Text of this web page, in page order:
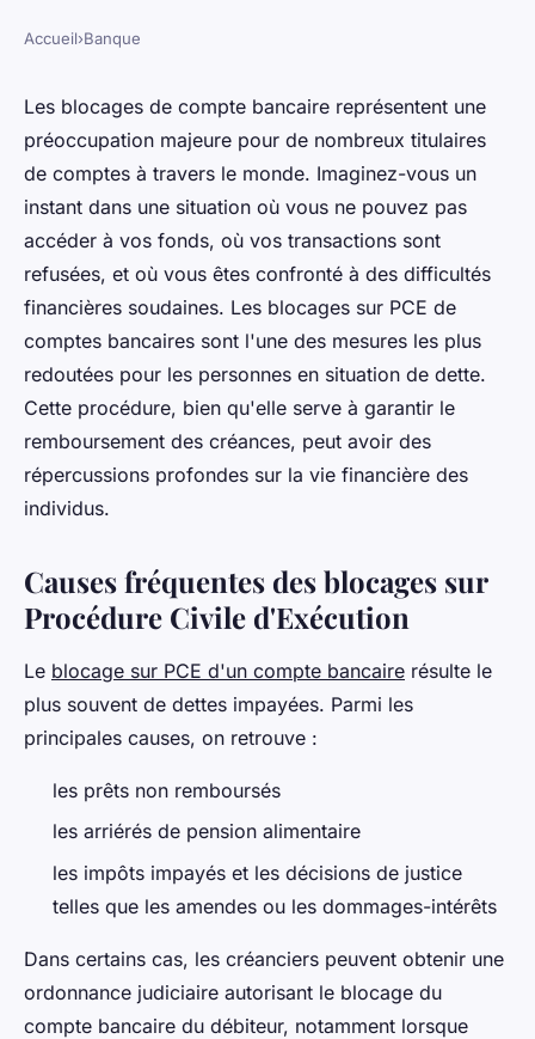
Les blocages sur PCE de
comptes bancaires :
comprendre, réagir et
prévenir
admin•3 avril 2024•3 min de lecture
Accueil›Banque
Les blocages de compte bancaire représentent une
préoccupation majeure pour de nombreux titulaires
de comptes à travers le monde. Imaginez-vous un
instant dans une situation où vous ne pouvez pas
accéder à vos fonds, où vos transactions sont
refusées, et où vous êtes confronté à des difficultés
financières soudaines. Les blocages sur PCE de
comptes bancaires sont l'une des mesures les plus
redoutées pour les personnes en situation de dette.
Cette procédure, bien qu'elle serve à garantir le
remboursement des créances, peut avoir des
répercussions profondes sur la vie financière des
individus.
Causes fréquentes des blocages sur
Procédure Civile d'Exécution
Le blocage sur PCE d'un compte bancaire résulte le
plus souvent de dettes impayées. Parmi les
principales causes, on retrouve :
les prêts non remboursés
les arriérés de pension alimentaire
les impôts impayés et les décisions de justice
telles que les amendes ou les dommages-intérêts
Dans certains cas, les créanciers peuvent obtenir une
ordonnance judiciaire autorisant le blocage du
compte bancaire du débiteur, notamment lorsque